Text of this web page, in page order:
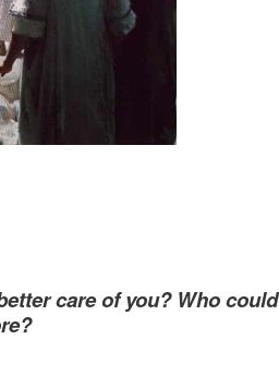
care of you? Who could